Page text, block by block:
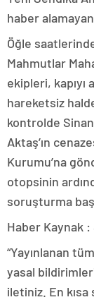
haber
Öğle
Mahmutlar
ekipleri, kapıyı
hareketsiz
kontrolde Sinan
Aktaş’ın
Kurumu’na
otopsinin
soruşturma
Haber Kaynak :
“Yayınlanan
yasal
iletiniz. En